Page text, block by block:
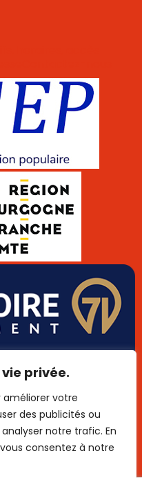
privée.
améliorer votre
des publicités ou
notre trafic. En
consentez à notre
Mentions légales